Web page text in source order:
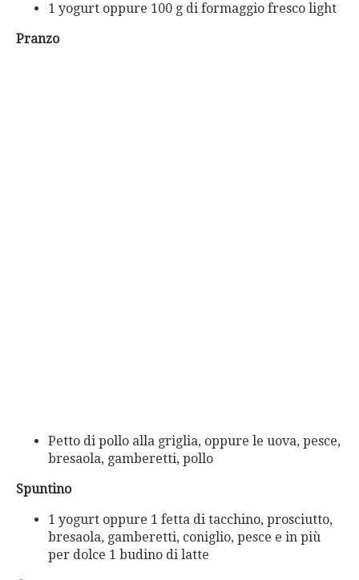
1 yogurt oppure 100 g di formaggio fresco light
Pranzo
Petto di pollo alla griglia, oppure le uova, pesce,
bresaola, gamberetti, pollo
Spuntino
1 yogurt oppure 1 fetta di tacchino, prosciutto,
bresaola, gamberetti, coniglio, pesce e in più
per dolce 1 budino di latte